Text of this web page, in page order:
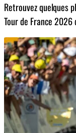
Retrouvez quelques
Tour de France